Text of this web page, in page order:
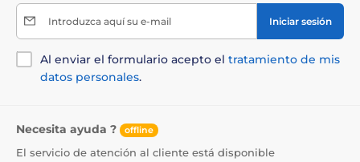
Introduzca aquí su e-mail Iniciar sesión
Al enviar el formulario acepto el tratamiento de mis
datos personales.
Necesita ayuda ? offline
El servicio de atención al cliente está disponible